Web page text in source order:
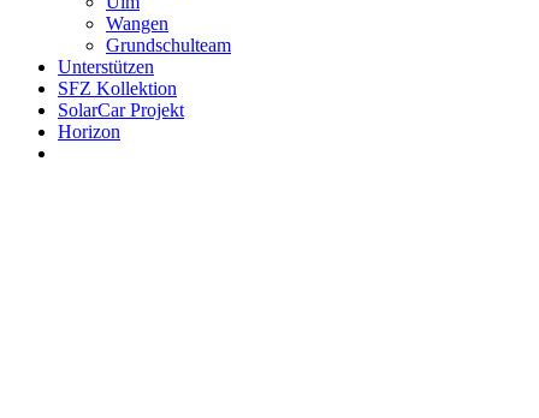
Wangen
Grundschulteam
Unterstützen
SFZ Kollektion
SolarCar Projekt
Horizon